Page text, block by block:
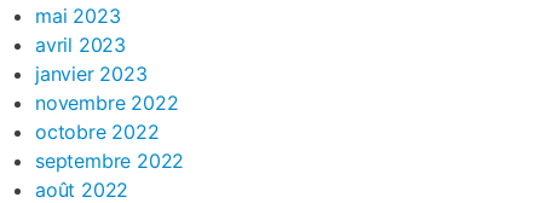
mai 2023
avril 2023
janvier 2023
novembre 2022
octobre 2022
septembre 2022
août 2022